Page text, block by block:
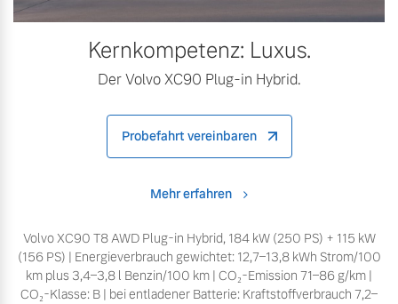
Kernkompetenz: Luxus.
Der Volvo XC90 Plug-in Hybrid.
Probefahrt vereinbaren
Mehr erfahren
Volvo XC90 T8 AWD Plug-in Hybrid, 184 kW (250 PS) + 115 kW
(156 PS) | Energieverbrauch gewichtet: 12,7–13,8 kWh Strom/100
km plus 3,4–3,8 l Benzin/100 km | CO₂-Emission 71–86 g/km |
CO₂-Klasse: B | bei entladener Batterie: Kraftstoffverbrauch 7,2–